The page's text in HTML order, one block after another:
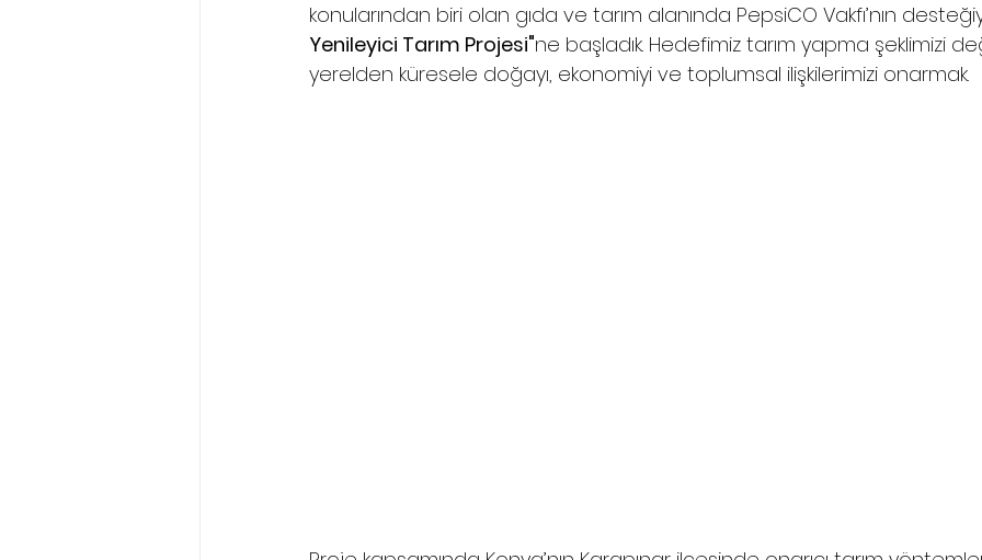
konularından biri olan gıda ve tarım alanında PepsiCO Vakfı’nın
Yenileyici Tarım Projesi"ne başladık. Hedefimiz tarım yapma şeklimizi
yerelden küresele doğayı, ekonomiyi ve toplumsal ilişkilerimizi onarmak.